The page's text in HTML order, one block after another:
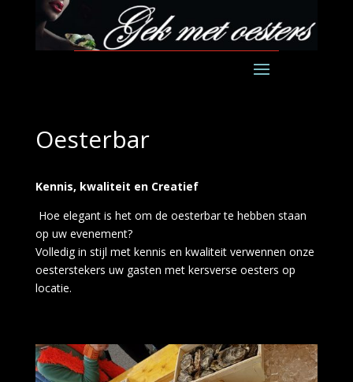
Oesterbar
Kennis, kwaliteit en Creatief
Hoe elegant is het om de oesterbar te hebben staan
op uw evenement?
Volledig in stijl met kennis en kwaliteit verwennen onze
oesterstekers uw gasten met kersverse oesters op
locatie.